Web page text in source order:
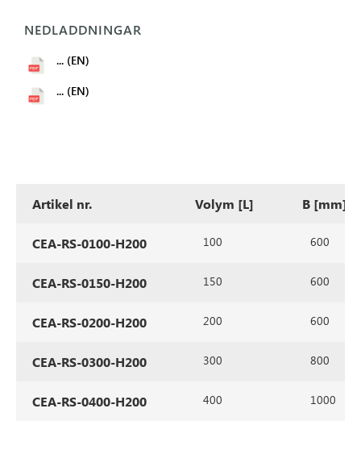
NEDLADDNINGAR
... (EN)
... (EN)
Artikel nr. Volym [L] B [mm]
CEA-RS-0100-H200 100 600
CEA-RS-0150-H200 150 600
CEA-RS-0200-H200 200 600
CEA-RS-0300-H200 300 800
CEA-RS-0400-H200 400 1000